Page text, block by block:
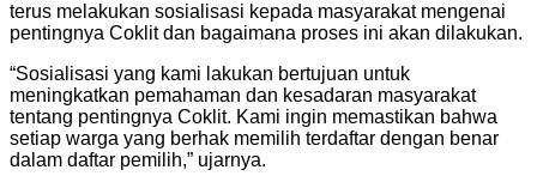
terus melakukan sosialisasi kepada masyarakat mengenai
pentingnya Coklit dan bagaimana proses ini akan dilakukan.
“Sosialisasi yang kami lakukan bertujuan untuk
meningkatkan pemahaman dan kesadaran masyarakat
tentang pentingnya Coklit. Kami ingin memastikan bahwa
setiap warga yang berhak memilih terdaftar dengan benar
dalam daftar pemilih,” ujarnya.